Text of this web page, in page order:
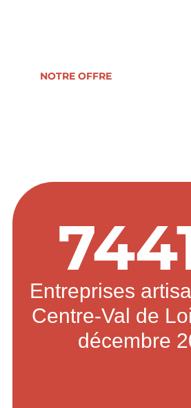
NOTRE OFFRE
Entreprises
Centre-Val de
décembre